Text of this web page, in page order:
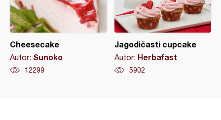
Cheesecake
Autor: Sunoko
12299
Jagodičasti cupcake
Autor: Herbafast
5902